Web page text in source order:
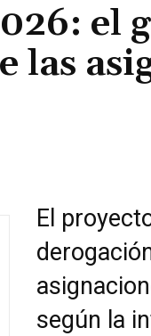
el
las
El
según la